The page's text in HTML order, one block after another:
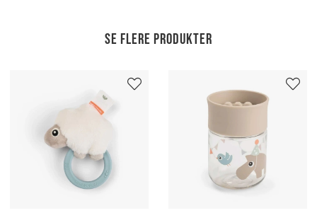
Se flere produkter